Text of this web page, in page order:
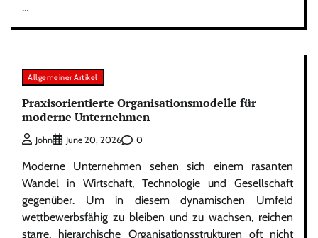
…
Allgemeiner Artikel
Praxisorientierte Organisationsmodelle für
moderne Unternehmen
John June 20, 2026 0
Moderne Unternehmen sehen sich einem rasanten
Wandel in Wirtschaft, Technologie und Gesellschaft
gegenüber. Um in diesem dynamischen Umfeld
wettbewerbsfähig zu bleiben und zu wachsen, reichen
starre, hierarchische Organisationsstrukturen oft nicht